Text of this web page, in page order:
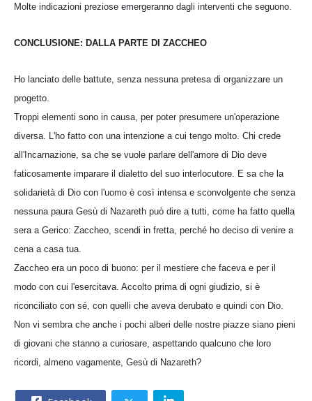
Molte indicazioni preziose emergeranno dagli interventi che seguono.
CONCLUSIONE: DALLA PARTE DI ZACCHEO
Ho lanciato delle battute, senza nessuna pretesa di organizzare un
progetto.
Troppi elementi sono in causa, per poter presumere un'operazione
diversa. L'ho fatto con una intenzione a cui tengo molto. Chi crede
all'Incarnazione, sa che se vuole parlare dell'amore di Dio deve
faticosamente imparare il dialetto del suo interlocutore. E sa che la
solidarietà di Dio con l'uomo è così intensa e sconvolgente che senza
nessuna paura Gesù di Nazareth può dire a tutti, come ha fatto quella
sera a Gerico: Zaccheo, scendi in fretta, perché ho deciso di venire a
cena a casa tua.
Zaccheo era un poco di buono: per il mestiere che faceva e per il
modo con cui l'esercitava. Accolto prima di ogni giudizio, si è
riconciliato con sé, con quelli che aveva derubato e quindi con Dio.
Non vi sembra che anche i pochi alberi delle nostre piazze siano pieni
di giovani che stanno a curiosare, aspettando qualcuno che loro
ricordi, almeno vagamente, Gesù di Nazareth?